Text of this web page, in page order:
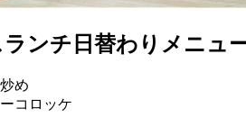
ンチ日替わりメニュ
め
コロッケ